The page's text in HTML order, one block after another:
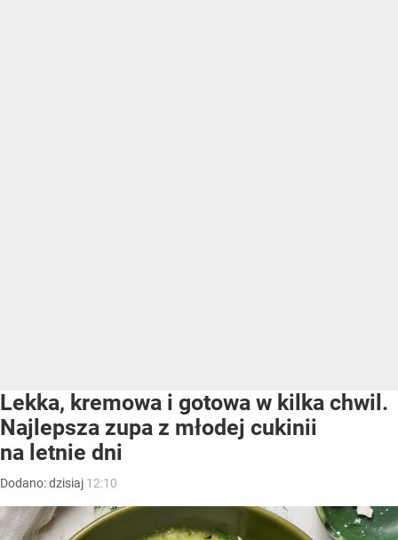
Lekka, kremowa i gotowa w kilka chwil.
Najlepsza zupa z młodej cukinii
na letnie dni
Dodano:dzisiaj 12:10